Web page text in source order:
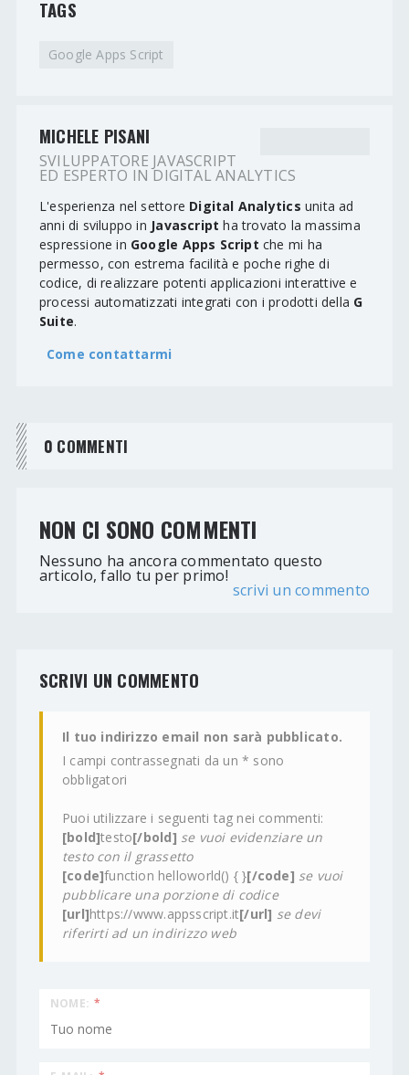
TAGS
Google Apps Script
MICHELE PISANI
SVILUPPATORE JAVASCRIPT
ED ESPERTO IN DIGITAL ANALYTICS
L'esperienza nel settore Digital Analytics unita ad
anni di sviluppo in Javascript ha trovato la massima
espressione in Google Apps Script che mi ha
permesso, con estrema facilità e poche righe di
codice, di realizzare potenti applicazioni interattive e
processi automatizzati integrati con i prodotti della G
Suite.
Come contattarmi
0 COMMENTI
NON CI SONO COMMENTI
Nessuno ha ancora commentato questo
articolo, fallo tu per primo!
scrivi un commento
SCRIVI UN COMMENTO
Il tuo indirizzo email non sarà pubblicato.
I campi contrassegnati da un * sono
obbligatori
Puoi utilizzare i seguenti tag nei commenti:
[bold]testo[/bold] se vuoi evidenziare un
testo con il grassetto
[code]function helloworld() { }[/code] se vuoi
pubblicare una porzione di codice
[url]https://www.appsscript.it[/url] se devi
riferirti ad un indirizzo web
NOME: *